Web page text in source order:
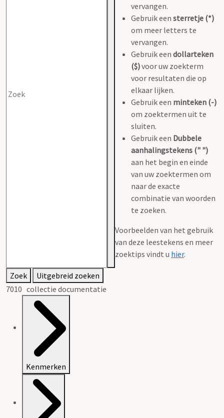
vervangen.
Gebruik een sterretje (*)
om meer letters te
vervangen.
Gebruik een dollarteken
($)voor uw zoekterm
voor resultaten die op
elkaar lijken.
Gebruik een minteken (-)
om zoektermen uit te
sluiten.
Gebruik een Dubbele
aanhalingstekens (" ")
aan het begin en einde
van uw zoektermen om
naar de exacte
combinatie van woorden
te zoeken.
Voorbeelden van het gebruik
van deze leestekens en meer
zoektips vindt u hier.
Zoek
Uitgebreid zoeken
7010 collectie documentatie
Kenmerken